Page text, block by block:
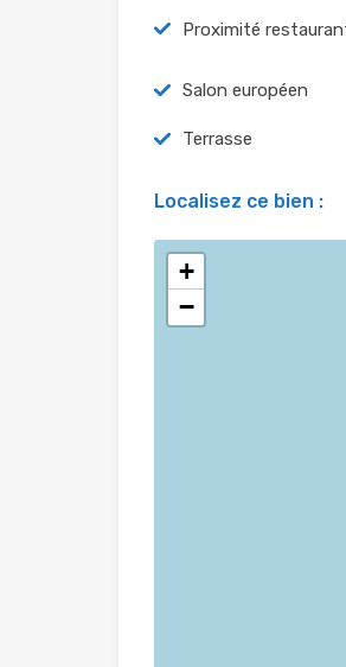
Proximité
Salon européen
Terrasse
Localisez ce bien :
+
−